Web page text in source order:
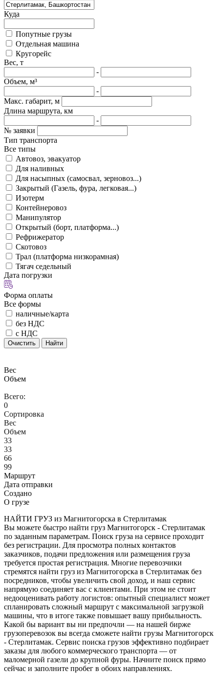
Куда
Попутные грузы
Отдельная машина
Кругорейс
Вес, т
-
Объем, м³
-
Макс. габарит, м
Длина маршрута, км
-
№ заявки
Тип транспорта
Все типы
Автовоз, эвакуатор
Для наливных
Для насыпных (самосвал, зерновоз...)
Закрытый (Газель, фура, легковая...)
Изотерм
Контейнеровоз
Манипулятор
Открытый (борт, платформа...)
Рефрижератор
Скотовоз
Трал (платформа низкорамная)
Тягач седельный
Дата погрузки
Форма оплаты
Все формы
наличные/карта
без НДС
с НДС
Очистить Найти
Вес
Объем
Всего:
0
Сортировка
Вес
Объем
33
33
66
99
Маршрут
Дата отправки
Создано
О грузе
НАЙТИ ГРУЗ из Магнитогорска в Стерлитамак
Вы можете быстро найти груз Магнитогорск - Стерлитамак
по заданным параметрам. Поиск груза на сервисе проходит
без регистрации. Для просмотра полных контактов
заказчиков, подачи предложения или размещения груза
требуется простая регистрация. Многие перевозчики
стремятся найти груз из Магнитогорска в Стерлитамак без
посредников, чтобы увеличить свой доход, и наш сервис
напрямую соединяет вас с клиентами. При этом не стоит
недооценивать работу логистов: опытный специалист может
спланировать сложный маршрут с максимальной загрузкой
машины, что в итоге также повышает вашу прибыльность.
Какой бы вариант вы ни предпочли — на нашей бирже
грузоперевозок вы всегда сможете найти грузы Магнитогорск
- Стерлитамак. Сервис поиска грузов эффективно подбирает
заказы для любого коммерческого транспорта — от
маломерной газели до крупной фуры. Начните поиск прямо
сейчас и заполните пробег в обоих направлениях.